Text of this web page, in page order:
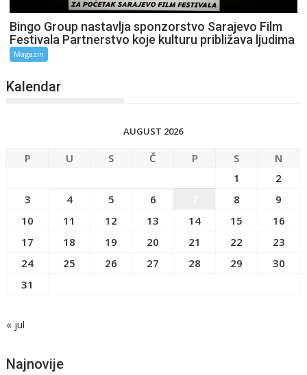
Bingo Group nastavlja sponzorstvo Sarajevo Film
Festivala Partnerstvo koje kulturu približava ljudima
Magazin
Kalendar
AUGUST 2026
P U S Č P S
N
1
2
3
4 5 6 8
9
10
11 12 13 14 15
16
17
18 19 20 21 22
23
24
25 26 27 28 29
30
31
« jul
Najnovije